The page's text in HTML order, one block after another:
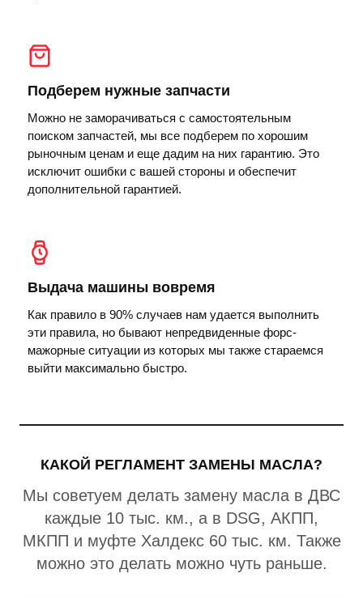
Подберем нужные запчасти
Можно не заморачиваться с самостоятельным
поиском запчастей, мы все подберем по хорошим
рыночным ценам и еще дадим на них гарантию. Это
исключит ошибки с вашей стороны и обеспечит
дополнительной гарантией.
Выдача машины вовремя
Как правило в 90% случаев нам удается выполнить
эти правила, но бывают непредвиденные форс-
мажорные ситуации из которых мы также стараемся
выйти максимально быстро.
КАКОЙ РЕГЛАМЕНТ ЗАМЕНЫ МАСЛА?
Мы советуем делать замену масла в ДВС
каждые 10 тыс. км., а в DSG, АКПП,
МКПП и муфте Халдекс 60 тыс. км. Также
можно это делать можно чуть раньше.